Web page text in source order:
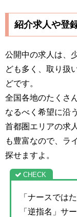
紹介求人や登
公開中の求人は、
ども多く、取り扱
どです。
全国各地のたくさ
なるべく希望に沿
首都圏エリアの求
も豊富なので、ラ
探せますよ。
「ナースでは
「逆指名」サ